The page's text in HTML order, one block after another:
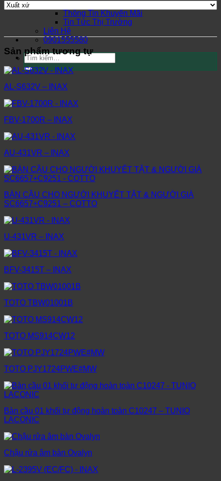
Thông Tin Khuyến Mãi
Tin Tức Thị Trường
Liên Hệ
0901555580
Tìm
kiếm:
Sản phẩm tương tự
AL-S632V – INAX
FBV-1700R – INAX
AU-431VR – INAX
BÀN CẦU CHO NGƯỜI KHUYẾT TẬT & NGƯỜI GIÀ
SC6657+C9251 – COTTO
U-431VR – INAX
BFV-3415T – INAX
TOTO TBW01001B
TOTO MS914CW12
TOTO PJY1724PWE#MW
Bàn cầu 01 khối tự động hoàn toàn C10247 – TUNIO
LACONIC
Chậu rửa âm bàn Ovalyn